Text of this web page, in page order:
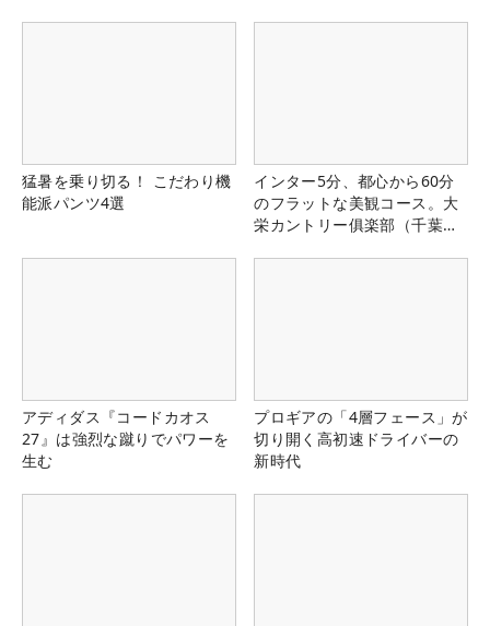
猛暑を乗り切る！ こだわり機
能派パンツ4選
インター5分、都心から60分
のフラットな美観コース。大
栄カントリー俱楽部（千葉
アディダス『コードカオス
27』は強烈な蹴りでパワーを
生む
プロギアの「4層フェース」が
切り開く高初速ドライバーの
新時代